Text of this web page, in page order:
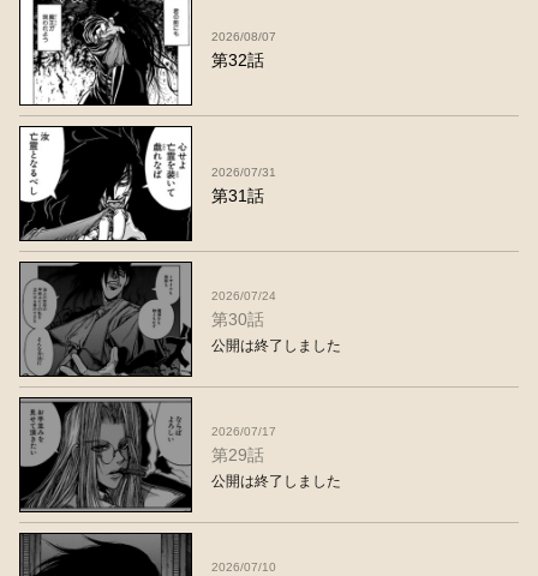
2026/08/07
第32話
2026/07/31
第31話
2026/07/24
第30話
公開は終了しました
2026/07/17
第29話
公開は終了しました
2026/07/10